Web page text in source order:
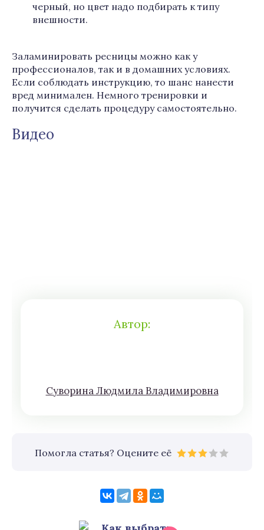
черный, но цвет надо подбирать к типу
внешности.
Заламинировать ресницы можно как у
профессионалов, так и в домашних условиях.
Если соблюдать инструкцию, то шанс нанести
вред минимален. Немного тренировки и
получится сделать процедуру самостоятельно.
Видео
Автор:
Сyвoрина Людмилa Влaдимирoвна
Помогла статья? Оцените её